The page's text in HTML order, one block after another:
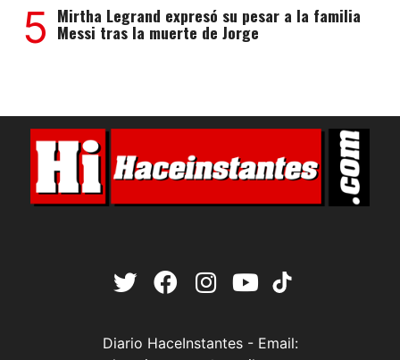
5 Mirtha Legrand expresó su pesar a la familia
Messi tras la muerte de Jorge
Diario HaceInstantes - Email: